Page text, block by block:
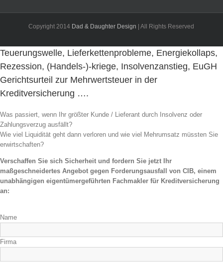
Copyright 2014 Dad & Daughter Design | All Rights Reserved
Teuerungswelle, Lieferkettenprobleme, Energiekollaps,
Rezession, (Handels-)-kriege, Insolvenzanstieg, EuGH
Gerichtsurteil zur Mehrwertsteuer in der
Kreditversicherung ….
Was passiert, wenn Ihr größter Kunde / Lieferant durch Insolvenz oder
Zahlungsverzug ausfällt?
Wie viel Liquidität geht dann verloren und wie viel Mehrumsatz müssten Sie
erwirtschaften?
Verschaffen Sie sich Sicherheit und fordern Sie jetzt Ihr
maßgeschneidertes Angebot gegen Forderungsausfall von CIB, einem
unabhängigen eigentümergeführten Fachmakler für Kreditversicherung
an:
Name
Firma